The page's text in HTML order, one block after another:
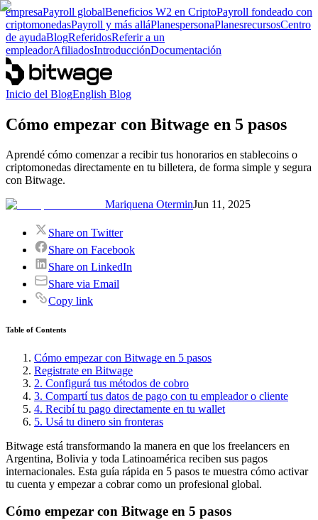
empresaPayroll globalBeneficios W2 en CriptoPayroll fondeado con
criptomonedasPayroll y más alláPlanespersonaPlanesrecursosCentro
de ayudaBlogReferidosReferir a un
empleadorAfiliadosIntroducciónDocumentación
Inicio del BlogEnglish Blog
Cómo empezar con Bitwage en 5 pasos
Aprendé cómo comenzar a recibir tus honorarios en stablecoins o
criptomonedas directamente en tu billetera, de forma simple y segura
con Bitwage.
Mariquena OterminJun 11, 2025
Share on Twitter
Share on Facebook
Share on LinkedIn
Share via Email
Copy link
Table of Contents
Cómo empezar con Bitwage en 5 pasos
Registrate en Bitwage
2. Configurá tus métodos de cobro
3. Compartí tus datos de pago con tu empleador o cliente
4. Recibí tu pago directamente en tu wallet
5. Usá tu dinero sin fronteras
Bitwage está transformando la manera en que los freelancers en
Argentina, Bolivia y toda Latinoamérica reciben sus pagos
internacionales. Esta guía rápida en 5 pasos te muestra cómo activar
tu cuenta y empezar a cobrar como un profesional global.
Cómo empezar con Bitwage en 5 pasos